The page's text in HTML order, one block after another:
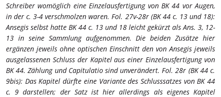
Schreiber womöglich eine Einzelausfertigung von BK 44 vor Augen,
in der c. 3-4 verschmolzen waren.Fol. 27v-28r (BK 44 c. 13 und 18):
Ansegis selbst hatte BK 44 c. 13 und 18 leicht gekürzt als Ans. 3, 12-
13 in seine Sammlung aufgenommen. Die beiden Zusätze hier
ergänzen jeweils ohne optischen Einschnitt den von Ansegis jeweils
ausgelassenen Schluss der Kapitel aus einer Einzelausfertigung von
BK 44. Zählung und Capitulatio sind unverändert.Fol. 28r (BK 44 c.
9bis): Das Kapitel dürfte eine Variante des Schlusssatzes von BK 44
c. 9 darstellen; der Satz ist hier allerdings als eigenes Kapitel